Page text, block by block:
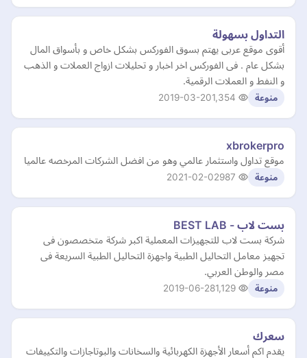
التداول بسهولة
أقوى موقع عربى يهتم بسوق الفوركس بشكل خاص و بأسواق المال
بشكل عام . فى الفوركس اخر اخبار و تحليلات ازواج العملات و الذهب
و النفط و العملات الرقمية.
منوعة 2019-03-20
xbrokerpro
موقع تداول واستثمار عالمي وهو من افضل الشركات المرخصه عالميا
منوعة 2021-02-02
بست لاب - BEST LAB
شركة بست لاب للتجهيزات المعملية اكبر شركة متخصصون فى
تجهيز معامل التحاليل الطبية واجهزة التحاليل الطبية السريعة فى
مصر والوطن العربي.
منوعة 2019-06-28
سعرك
يقدم اكم أسعار الأجهزة الكهربائية والسخانات والبوتاجازات والتكييفات